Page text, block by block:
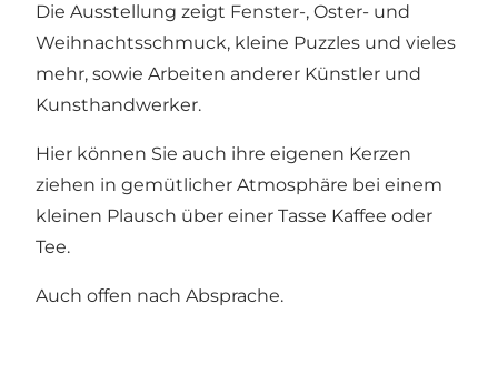
Die Ausstellung zeigt Fenster-, Oster- und
Weihnachtsschmuck, kleine Puzzles und vieles
mehr, sowie Arbeiten anderer Künstler und
Kunsthandwerker.
Hier können Sie auch ihre eigenen Kerzen
ziehen in gemütlicher Atmosphäre bei einem
kleinen Plausch über einer Tasse Kaffee oder
Tee.
Auch offen nach Absprache.